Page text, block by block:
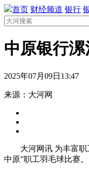
首页 财经频道 银行
中原银行
2025年07月09日13:47
来源：大河网
大河网讯 为丰富
中原”职工羽毛球比赛。